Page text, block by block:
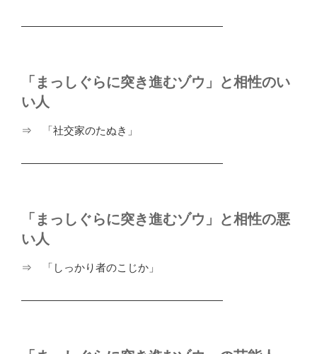
―――――――――――――――――――
「まっしぐらに突き進むゾウ」と相性のい
い人
⇒ 「社交家のたぬき」
―――――――――――――――――――
「まっしぐらに突き進むゾウ」と相性の悪
い人
⇒ 「しっかり者のこじか」
―――――――――――――――――――